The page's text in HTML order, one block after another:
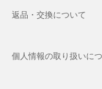
返品・交換について
個人情報の取り扱いに